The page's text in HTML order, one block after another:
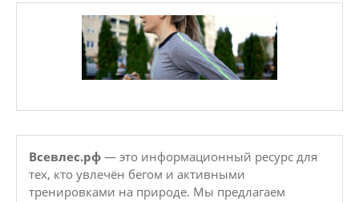
Всевлес.рф — это информационный ресурс для
тех, кто увлечён бегом и активными
тренировками на природе. Мы предлагаем